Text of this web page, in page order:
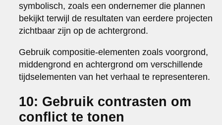
symbolisch, zoals een ondernemer die plannen
bekijkt terwijl de resultaten van eerdere projecten
zichtbaar zijn op de achtergrond.
Gebruik compositie-elementen zoals voorgrond,
middengrond en achtergrond om verschillende
tijdselementen van het verhaal te representeren.
10: Gebruik contrasten om
conflict te tonen